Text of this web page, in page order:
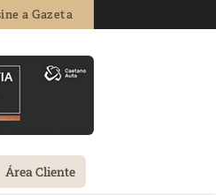
a Gazeta
Área Cliente